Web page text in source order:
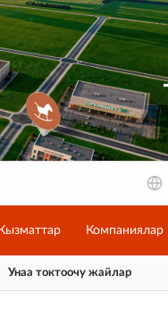
Кызматтар Компаниялар
Унаа токтоочу жайлар